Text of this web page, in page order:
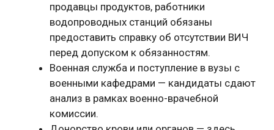
продавцы продуктов, работники
водопроводных станций обязаны
предоставить справку об отсутствии ВИЧ
перед допуском к обязанностям.
Военная служба и поступление в вузы с
военными кафедрами — кандидаты сдают
анализ в рамках военно-врачебной
комиссии.